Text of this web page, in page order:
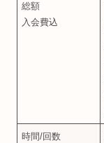
総額
入会費込
時間/回数